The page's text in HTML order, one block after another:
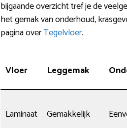
bijgaande overzicht tref je de
het gemak van onderhoud,
pagina overTegelvloer.
Vloer Leggemak
Laminaat Gemakkelijk